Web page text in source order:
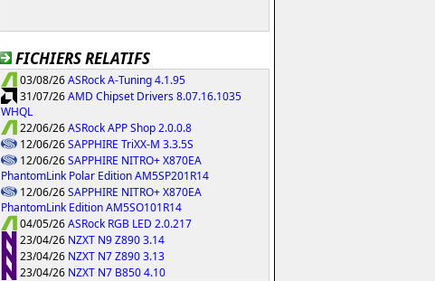
FICHIERS RELATIFS
03/08/26ASRock A-Tuning 4.1.95
31/07/26AMD Chipset Drivers 8.07.16.1035
WHQL
22/06/26ASRock APP Shop 2.0.0.8
12/06/26SAPPHIRE TriXX-M 3.3.5S
12/06/26SAPPHIRE NITRO+ X870EA
PhantomLink Polar Edition AM5SP201R14
12/06/26SAPPHIRE NITRO+ X870EA
PhantomLink Edition AM5SO101R14
04/05/26ASRock RGB LED 2.0.217
23/04/26 NZXT N9 Z890 3.14
23/04/26 NZXT N7 Z890 3.13
23/04/26 NZXT N7 B850 4.10